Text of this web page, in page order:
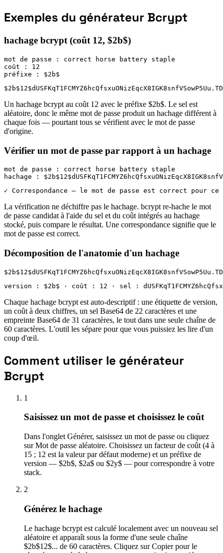
Exemples du générateur Bcrypt
hachage bcrypt (coût 12, $2b$)
mot de passe : correct horse battery staple
coût : 12
préfixe : $2b$
Un hachage bcrypt au coût 12 avec le préfixe $2b$. Le sel est
aléatoire, donc le même mot de passe produit un hachage différent à
chaque fois — pourtant tous se vérifient avec le mot de passe
d'origine.
Vérifier un mot de passe par rapport à un hachage
mot de passe : correct horse battery staple
hachage :
✓ Correspondance — le mot de passe est correct pour ce
La vérification ne déchiffre pas le hachage. bcrypt re-hache le mot
de passe candidat à l'aide du sel et du coût intégrés au hachage
stocké, puis compare le résultat. Une correspondance signifie que le
mot de passe est correct.
Décomposition de l'anatomie d'un hachage
version : $2b$ · coût : 12 · sel :
Chaque hachage bcrypt est auto-descriptif : une étiquette de version,
un coût à deux chiffres, un sel Base64 de 22 caractères et une
empreinte Base64 de 31 caractères, le tout dans une seule chaîne de
60 caractères. L'outil les sépare pour que vous puissiez les lire d'un
coup d'œil.
Comment utiliser le générateur
Bcrypt
1
Saisissez un mot de passe et choisissez le coût
Dans l'onglet Générer, saisissez un mot de passe ou cliquez
sur Mot de passe aléatoire. Choisissez un facteur de coût (4 à
15 ; 12 est la valeur par défaut moderne) et un préfixe de
version — $2b$, $2a$ ou $2y$ — pour correspondre à votre
stack.
2
Générez le hachage
Le hachage bcrypt est calculé localement avec un nouveau sel
aléatoire et apparaît sous la forme d'une seule chaîne
$2b$12$... de 60 caractères. Cliquez sur Copier pour le